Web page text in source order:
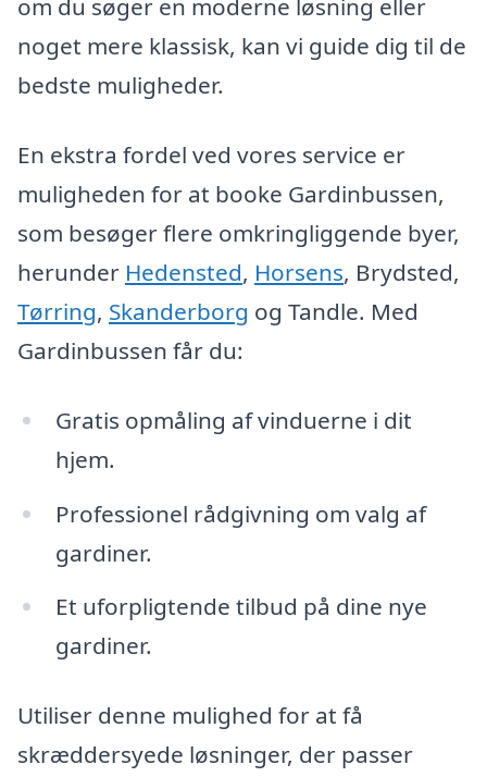
om du søger en moderne løsning eller
noget mere klassisk, kan vi guide dig til de
bedste muligheder.
En ekstra fordel ved vores service er
muligheden for at booke Gardinbussen,
som besøger flere omkringliggende byer,
herunder Hedensted, Horsens, Brydsted,
Tørring, Skanderborg og Tandle. Med
Gardinbussen får du:
Gratis opmåling af vinduerne i dit
hjem.
Professionel rådgivning om valg af
gardiner.
Et uforpligtende tilbud på dine nye
gardiner.
Utiliser denne mulighed for at få
skræddersyede løsninger, der passer